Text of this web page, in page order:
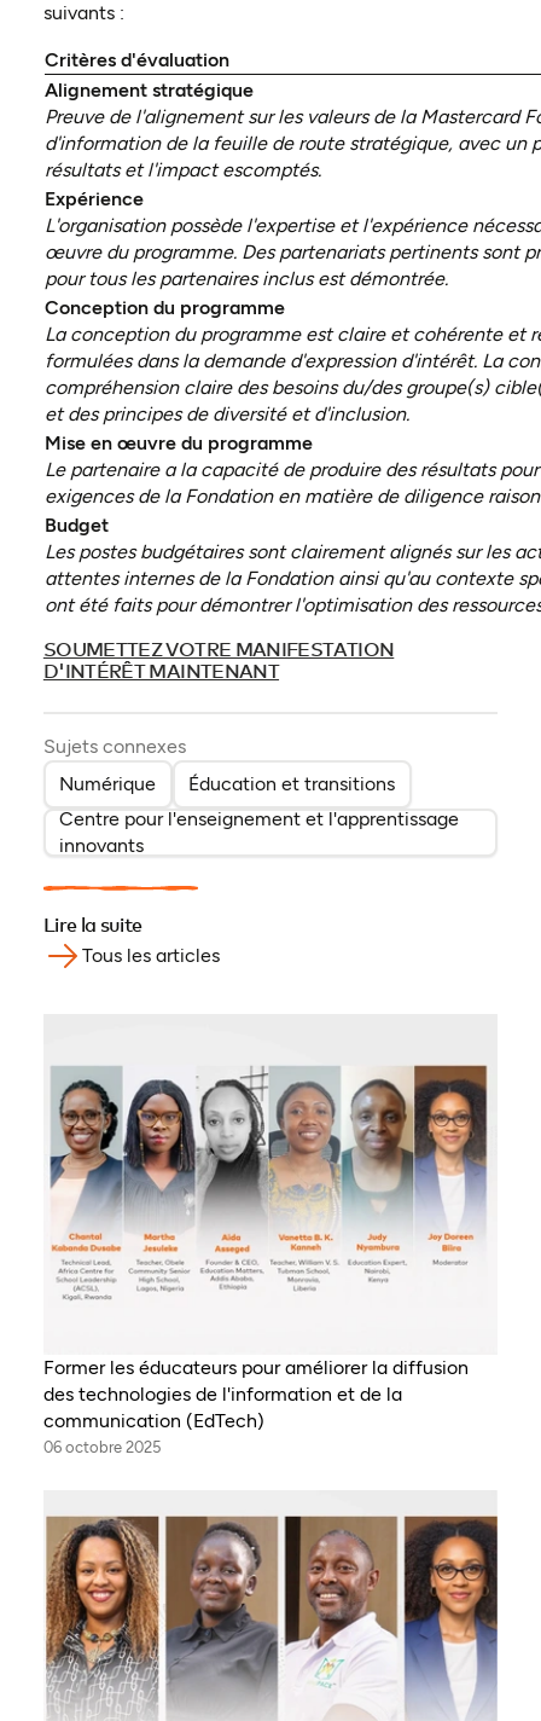
suivants :
Critères d'évaluation
Alignement stratégique
Preuve de l'alignement sur les valeurs de la Mastercard
d'information de la feuille de route stratégique, avec un
résultats et l'impact escomptés.
Expérience
L'organisation possède l'expertise et l'expérience
œuvre du programme. Des partenariats pertinents sont
pour tous les partenaires inclus est démontrée.
Conception du programme
La conception du programme est claire et cohérente et
formulées dans la demande d'expression d'intérêt. La
compréhension claire des besoins du/des groupe(s)
et des principes de diversité et d'inclusion.
Mise en œuvre du programme
Le partenaire a la capacité de produire des résultats
exigences de la Fondation en matière de diligence
Budget
Les postes budgétaires sont clairement alignés sur les
attentes internes de la Fondation ainsi qu'au contexte
ont été faits pour démontrer l'optimisation des
SOUMETTEZ VOTRE MANIFESTATION
D'INTÉRÊT MAINTENANT(ouvre dans un nouvel onglet)
Sujets connexes
Numérique
Éducation et transitions
Centre pour l'enseignement et l'apprentissage
innovants
Lire la suite
Tous les articles
Former les éducateurs pour améliorer la diffusion
des technologies de l'information et de la
communication (EdTech)
06 octobre 2025